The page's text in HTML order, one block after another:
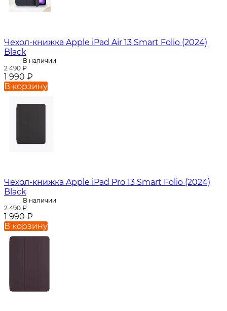
Чехол-книжка Apple iPad Air 13 Smart Folio (2024)
Black
В наличии
2 490 ₽
1 990 ₽
В корзину
Чехол-книжка Apple iPad Pro 13 Smart Folio (2024)
Black
В наличии
2 490 ₽
1 990 ₽
В корзину